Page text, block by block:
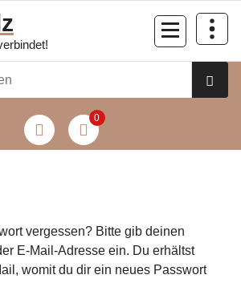
0
vergessen? Bitte gib deinen
E-Mail-Adresse ein. Du erhältst
womit du dir ein neues Passwort